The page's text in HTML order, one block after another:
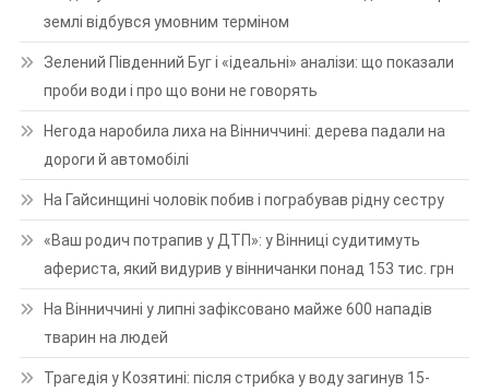
землі відбувся умовним терміном
Зелений Південний Буг і «ідеальні» аналізи: що показали
проби води і про що вони не говорять
Негода наробила лиха на Вінниччині: дерева падали на
дороги й автомобілі
На Гайсинщині чоловік побив і пограбував рідну сестру
«Ваш родич потрапив у ДТП»: у Вінниці судитимуть
афериста, який видурив у вінничанки понад 153 тис. грн
На Вінниччині у липні зафіксовано майже 600 нападів
тварин на людей
Трагедія у Козятині: після стрибка у воду загинув 15-